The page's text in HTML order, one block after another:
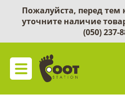
Пожалуйста, перед тем
уточните наличие
(050) 237-